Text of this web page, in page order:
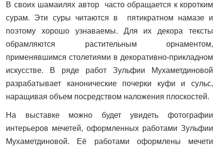
В своих шамаилях автор часто обращается к коротким
сурам. Эти суры читаются в пятикратном намазе и
поэтому хорошо узнаваемы. Для их декора тексты
обрамляются растительным орнаментом,
применявшимся столетиями в декоративно-прикладном
искусстве. В ряде работ Зульфии Мухаметдиновой
разрабатывает канонические почерки куфи и сульс,
наращивая объем посредством наложения плоскостей.
На выставке можно будет увидеть фотографии
интерьеров мечетей, оформленных работами Зульфии
Мухаметдиновой. Её работами оформлены мечети